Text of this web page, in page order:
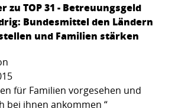
zu TOP 31 - Betreuungsgeld
Bundesmittel den Ländern
und Familien stärken
für Familien vorgesehen und
bei ihnen ankommen “